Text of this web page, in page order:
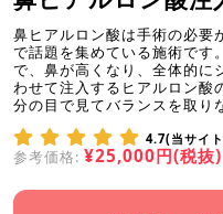
鼻ヒアルロン酸は手術の必要
で話題を集めている施術です
で、鼻が高くなり、全体的に
わせて注入するヒアルロン酸
分の目で見てバランスを取り
4.7(当サイ
参考価格: ¥25,000円(税抜)